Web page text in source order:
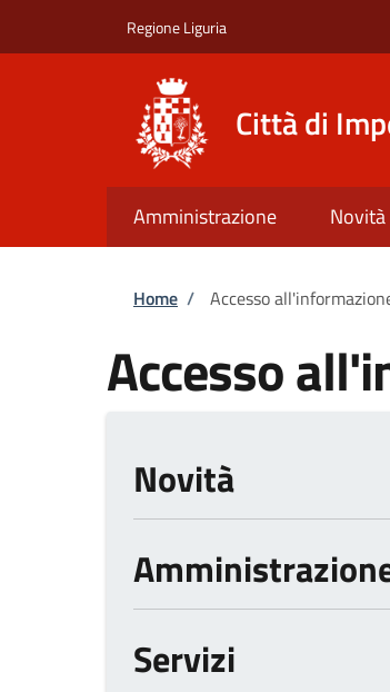
Regione Liguria
Città di
Amministrazione Novità
Briciole di
Home / Accesso
Accesso
Novità
Servizi